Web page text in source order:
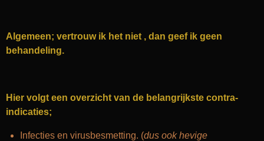
Algemeen; vertrouw ik het niet , dan geef ik geen
behandeling.
Hier volgt een overzicht van de belangrijkste contra-
indicaties;
Infecties en virusbesmetting. (dus ook hevige